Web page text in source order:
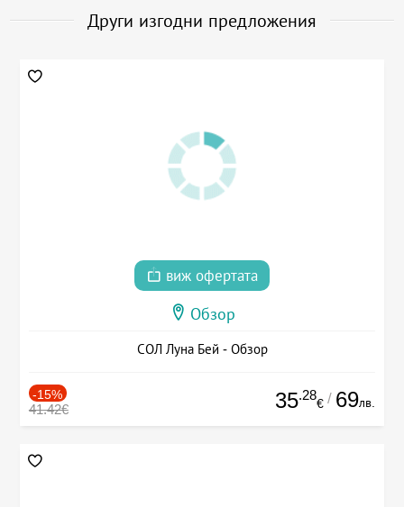
Други изгодни предложения
виж офертата
Обзор
СОЛ Луна Бей - Обзор
-15%
41.42€ 35.28
€ / 69лв.